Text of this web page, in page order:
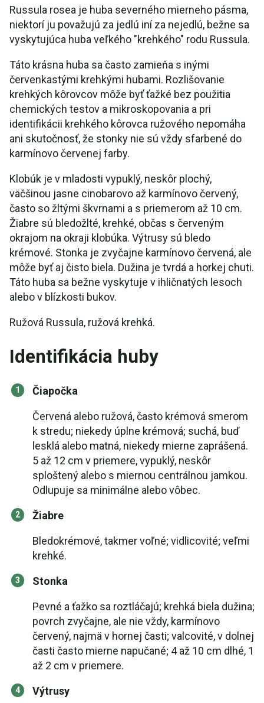
Russula rosea je huba severného mierneho pásma,
niektorí ju považujú za jedlú iní za nejedlú, bežne sa
vyskytujúca huba veľkého "krehkého" rodu Russula.
Táto krásna huba sa často zamieňa s inými
červenkastými krehkými hubami. Rozlišovanie
krehkých kôrovcov môže byť ťažké bez použitia
chemických testov a mikroskopovania a pri
identifikácii krehkého kôrovca ružového nepomáha
ani skutočnosť, že stonky nie sú vždy sfarbené do
karmínovo červenej farby.
Klobúk je v mladosti vypuklý, neskôr plochý,
väčšinou jasne cinobarovo až karmínovo červený,
často so žltými škvrnami a s priemerom až 10 cm.
Žiabre sú bledožlté, krehké, občas s červeným
okrajom na okraji klobúka. Výtrusy sú bledo
krémové. Stonka je zvyčajne karmínovo červená, ale
môže byť aj čisto biela. Dužina je tvrdá a horkej chuti.
Táto huba sa bežne vyskytuje v ihličnatých lesoch
alebo v blízkosti bukov.
Ružová Russula, ružová krehká.
Identifikácia huby
Čiapočka
Červená alebo ružová, často krémová smerom
k stredu; niekedy úplne krémová; suchá, buď
lesklá alebo matná, niekedy mierne zaprášená.
5 až 12 cm v priemere, vypuklý, neskôr
sploštený alebo s miernou centrálnou jamkou.
Odlupuje sa minimálne alebo vôbec.
Žiabre
Bledokrémové, takmer voľné; vidlicovité; veľmi
krehké.
Stonka
Pevné a ťažko sa roztláčajú; krehká biela dužina;
povrch zvyčajne, ale nie vždy, karmínovo
červený, najmä v hornej časti; valcovité, v dolnej
časti často mierne napučané; 4 až 10 cm dlhé, 1
až 2 cm v priemere.
Výtrusy